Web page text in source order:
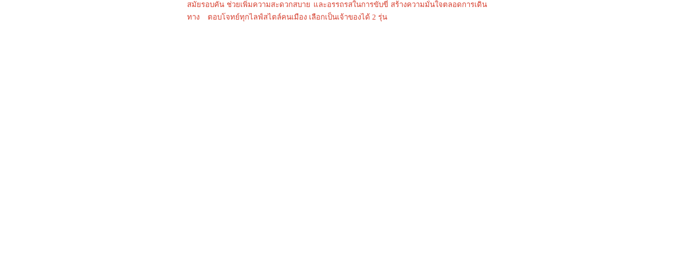
สมัยรอบคัน ช่วยเพิ่มความสะดวกสบาย และอรรถรสในการขับขี่ สร้างความมั่นใจตลอดการเดิน
ทาง ตอบโจทย์ทุกไลฟ์สไตล์คนเมือง เลือกเป็นเจ้าของได้ 2 รุ่น